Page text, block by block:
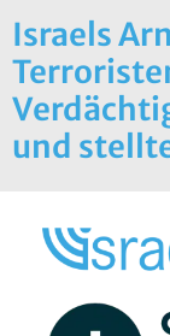
Israels
und